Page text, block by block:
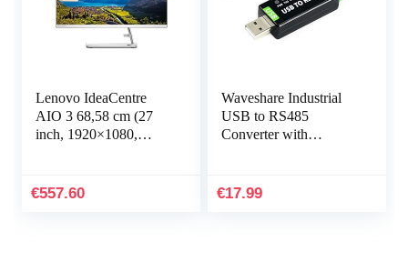
Lenovo IdeaCentre
AIO 3 68,58 cm (27
inch, 1920×1080,
desktop-pc (AMD
€557.60
Waveshare Industrial
USB to RS485
Converter with
Transceiving
€17.99